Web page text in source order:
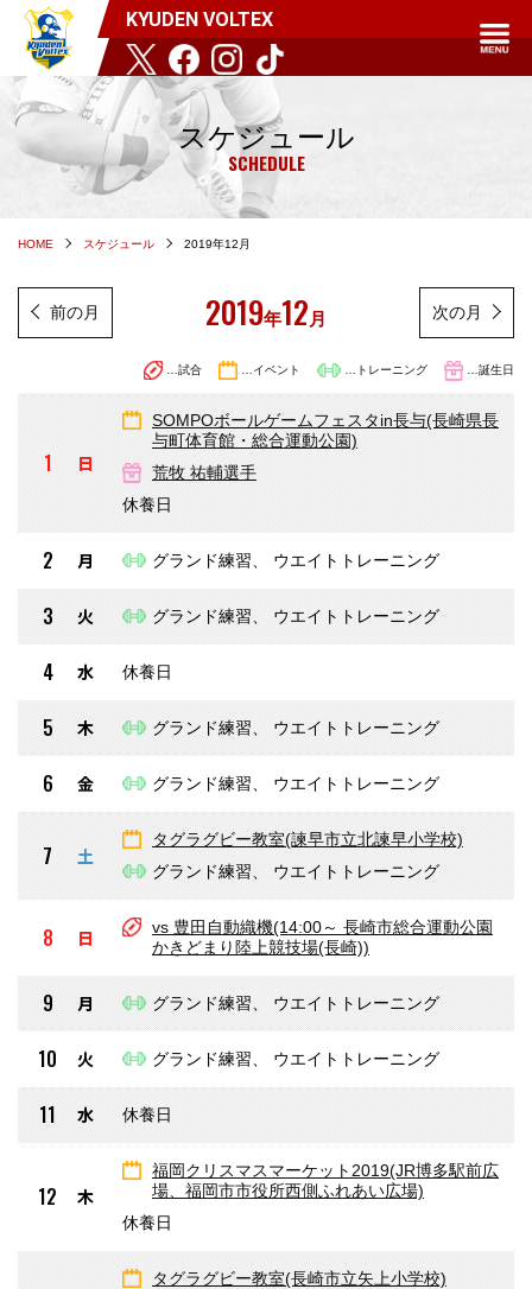
KYUDEN VOLTEX
スケジュール
SCHEDULE
HOME スケジュール 2019年12月
前の月 2019年12 月 次の月
…試合 …イベント …トレーニング …誕生日
1 日
SOMPOボールゲームフェスタin長与(長崎県長
与町体育館・総合運動公園)
荒牧 祐輔選手
休養日
2 月 グランド練習、 ウエイトトレーニング
3 火 グランド練習、 ウエイトトレーニング
4 水 休養日
5 木 グランド練習、 ウエイトトレーニング
6 金 グランド練習、 ウエイトトレーニング
7 土
タグラグビー教室(諫早市立北諫早小学校)
グランド練習、 ウエイトトレーニング
8 日
vs 豊田自動織機(14:00～ 長崎市総合運動公園
かきどまり陸上競技場(長崎))
9 月 グランド練習、 ウエイトトレーニング
10 火 グランド練習、 ウエイトトレーニング
11 水 休養日
12 木
福岡クリスマスマーケット2019(JR博多駅前広
場、福岡市市役所西側ふれあい広場)
休養日
タグラグビー教室(長崎市立矢上小学校)